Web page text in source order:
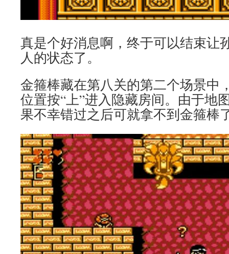
真是个好消息啊，终于可以结束让
人的状态了。
金箍棒藏在第八关的第二个场景中
位置按“上”进入隐藏房间。由于地
果不幸错过之后可就拿不到金箍棒